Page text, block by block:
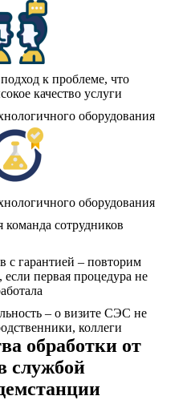
к проблеме, что
качество услуги
оборудования
оборудования
команда сотрудников
с гарантией – повторим
если первая процедура не
– о визите СЭС не
коллеги
обработки от
службой